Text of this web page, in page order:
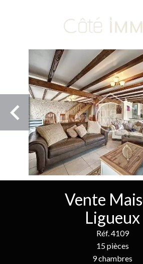
Vente
Ligueux
Réf. 4109
15 pièces
9 chambres